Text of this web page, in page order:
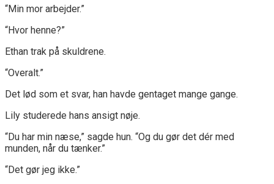
“Min mor arbejder.”
“Hvor henne?”
Ethan trak på skuldrene.
“Overalt.”
Det lød som et svar, han havde gentaget mange gange.
Lily studerede hans ansigt nøje.
“Du har min næse,” sagde hun. “Og du gør det dér med
munden, når du tænker.”
“Det gør jeg ikke.”